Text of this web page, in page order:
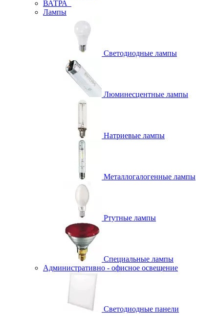
ВАТРА
Лампы
Светодиодные лампы
Люминесцентные лампы
Натриевые лампы
Металлогалогенные лампы
Ртутные лампы
Специальные лампы
Административно - офисное освещение
Светодиодные панели